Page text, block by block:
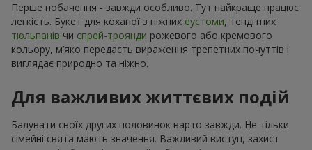
Перше побачення - завжди особливо. Тут найкраще працює
легкість. Букет для коханої з ніжних еустоми, тендітних
тюльпанів чи спрей-троянди рожевого або кремового
кольору, м’яко передасть вираження трепетних почуттів і
виглядає природно та ніжно.
Для важливих життєвих подій
Балувати своїх других половинок варто завжди. Не тільки
сімейні свята мають значення. Важливий виступ, захист